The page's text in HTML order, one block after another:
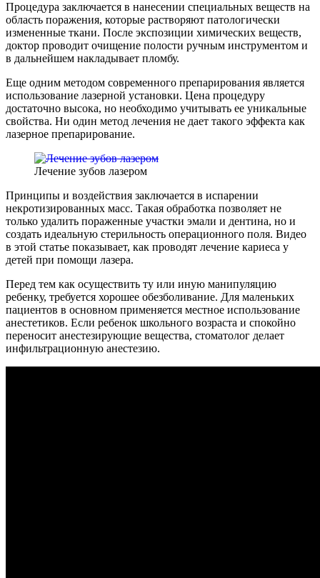
Процедура заключается в нанесении специальных веществ на
область поражения, которые растворяют патологически
измененные ткани. После экспозиции химических веществ,
доктор проводит очищение полости ручным инструментом и
в дальнейшем накладывает пломбу.
Еще одним методом современного препарирования является
использование лазерной установки. Цена процедуру
достаточно высока, но необходимо учитывать ее уникальные
свойства. Ни один метод лечения не дает такого эффекта как
лазерное препарирование.
Лечение зубов лазером
Принципы и воздействия заключается в испарении
некротизированных масс. Такая обработка позволяет не
только удалить пораженные участки эмали и дентина, но и
создать идеальную стерильность операционного поля. Видео
в этой статье показывает, как проводят лечение кариеса у
детей при помощи лазера.
Перед тем как осуществить ту или иную манипуляцию
ребенку, требуется хорошее обезболивание. Для маленьких
пациентов в основном применяется местное использование
анестетиков. Если ребенок школьного возраста и спокойно
переносит анестезирующие вещества, стоматолог делает
инфильтрационную анестезию.